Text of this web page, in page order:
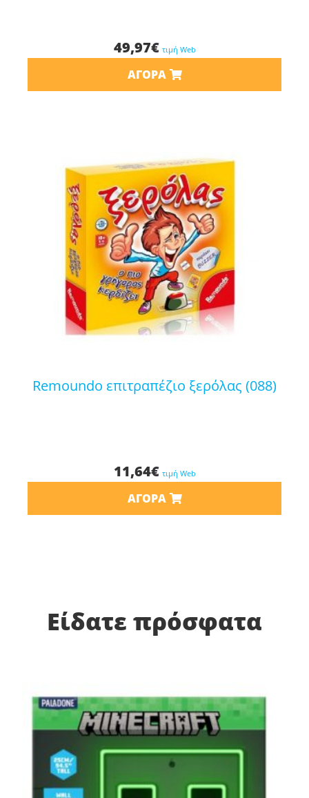
49,97€ τιμή Web
ΑΓΟΡΆ
remoundo επιτραπέζιο ξερόλας (088)
11,64€ τιμή Web
ΑΓΟΡΆ
Είδατε πρόσφατα